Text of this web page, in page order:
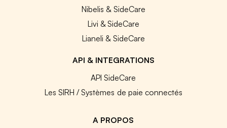
Nibelis & SideCare
Livi & SideCare
Lianeli & SideCare
API & INTEGRATIONS
API SideCare
Les SIRH / Systèmes de paie connectés
A PROPOS